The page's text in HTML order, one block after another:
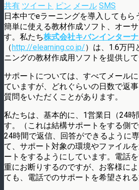
共有 ツイート ピン メール SMS
日本中でeラーニングを導入してもら
簡単に使える教材作成ソフト、オー
す。私たち株式会社キバンインター
（http://elearning.co.jp/）は、1.6万円
ニングの教材作成用ソフトを提供して
サポートについては、すべてメール
ていますが、どれぐらいの日数で返
質問をいただくことがあります。
私たちは、基本的に、1営業日（24時
す。（これは結構サポートをする側で
24時間で返信、回答ができるように
て、サポート対象の環境やファイル
ートをするようにしています。電話
重にお断りするのですが、お客様に
ても、電話でのサポートを希望される